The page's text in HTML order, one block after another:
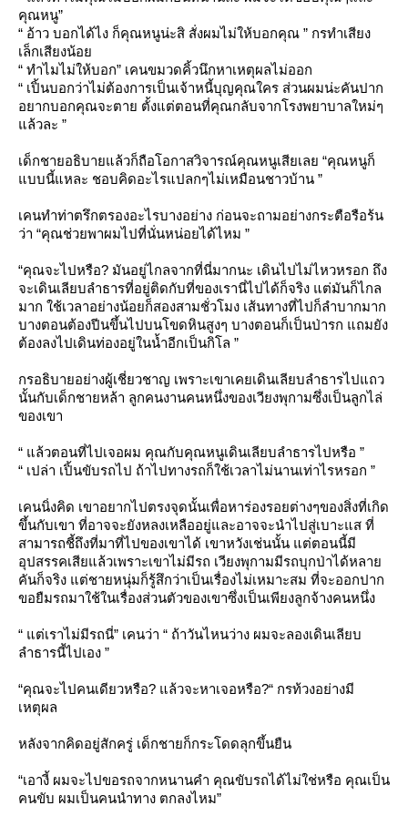
คุณหนู”
“ อ้าว บอกได้ไง ก็คุณหนูน่ะสิ สั่งผมไม่ให้บอกคุณ ” กรทำเสียง
เล็กเสียงน้อ
“ ทำไมไม่ให้บอก” เคนขมวดคิ้วนึกหาเหตุผลไม่ออก
“ เปิ้นบอกว่าไม่ต้องการเป็นเจ้าหนี้บุญคุณใคร ส่วนผมน่ะคันปาก
อยากบอกคุณจะตาย ตั้งแต่ตอนที่คุณกลับจากโรงพยาบาลใหม่ๆ
ล้วละ ”
เด็กชายอธิบายแล้วก็ถือโอกาสวิจารณ์คุณหนูเสียเลย “คุณหนูก็
บบนี้แหละ ชอบคิดอะไรแปลกๆไม่เหมือนชาวบ้าน ”
เคนทำท่าตรึกตรองอะไรบางอย่าง ก่อนจะถามอย่างกระตือรือร้น
ว่า “คุณช่วยพาผมไปที่นั่นหน่อยได้ไหม ”
“คุณจะไปหรือ? มันอยู่ไกลจากที่นี่มากนะ เดินไปไม่ไหวหรอก ถึง
จะเดินเลียบลำธารที่อยู่ติดกับที่ของเรานี่ไปได้ก็จริง แต่มันก็ไกล
มาก ใช้เวลาอย่างน้อยก็สองสามชั่วโมง เส้นทางที่ไปก็ลำบากมาก
บางตอนต้องปีนขึ้นไปบนโขดหินสูงๆ บางตอนก็เป็นป่ารก แถมยัง
ต้องลงไปเดินท่องอยู่ในน้ำอีกเป็นกิโล ”
กรอธิบายอย่างผู้เชี่ยวชาญ เพราะเขาเคยเดินเลียบลำธารไปแถว
นั้นกับเด็กชายหล้า ลูกคนงานคนหนึ่งของเวียงพุกามซึ่งเป็นลูกไล่
ของเขา
“ แล้วตอนที่ไปเจอผม คุณกับคุณหนูเดินเลียบลำธารไปหรือ ”
“ เปล่า เปิ้นขับรถไป ถ้าไปทางรถก็ใช้เวลาไม่นานเท่าไรหรอก ”
เคนนิ่งคิด เขาอยากไปตรงจุดนั้นเพื่อหาร่องรอยต่างๆของสิ่งที่เกิด
ขึ้นกับเขา ที่อาจจะยังหลงเหลืออยู่และอาจจะนำไปสู่เบาะแส ที่
สามารถชี้ถึงที่มาที่ไปของเขาได้ เขาหวังเช่นนั้น แต่ตอนนี้มี
อุปสรรคเสียแล้วเพราะเขาไม่มีรถ เวียงพุกามมีรถบุกป่าได้หลา
คันก็จริง แต่ชายหนุ่มก็รู้สึกว่าเป็นเรื่องไม่เหมาะสม ที่จะออกปาก
ขอยืมรถมาใช้ในเรื่องส่วนตัวของเขาซึ่งเป็นเพียงลูกจ้างคนหนึ่ง
“ แต่เราไม่มีรถนี่” เคนว่า “ ถ้าวันไหนว่าง ผมจะลองเดินเลียบ
ลำธารนี้ไปเอง ”
“คุณจะไปคนเดียวหรือ? แล้วจะหาเจอหรือ?“ กรท้วงอย่างมี
เหตุผล
หลังจากคิดอยู่สักครู่ เด็กชายก็กระโดดลุกขึ้นยืน
“เอางี้ ผมจะไปขอรถจากหนานคำ คุณขับรถได้ไม่ใช่หรือ คุณเป็น
คนขับ ผมเป็นคนนำทาง ตกลงไหม”